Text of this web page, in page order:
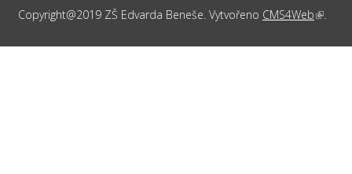
Copyright@2019 ZŠ Edvarda Beneše. Vytvořeno CMS4Web (link is
.